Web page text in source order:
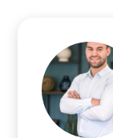
Over
Contact